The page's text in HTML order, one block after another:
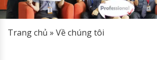
Trang chủ » Về chúng tôi